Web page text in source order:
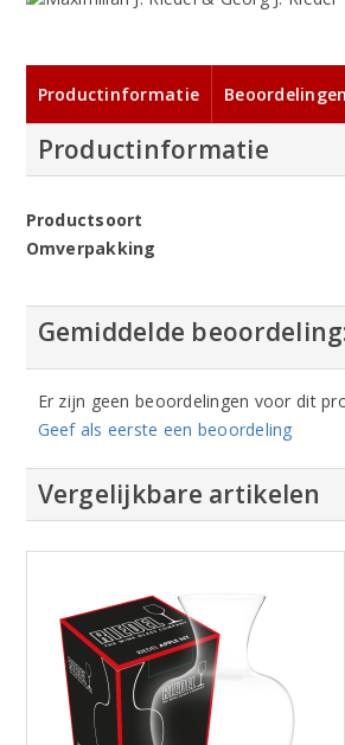
Productinformatie Beoordelingen
Productinformatie
Productsoort
Omverpakking
Gemiddelde
Er zijn geen beoordelingen voor dit
Geef als eerste een beoordeling
Vergelijkbare artikelen